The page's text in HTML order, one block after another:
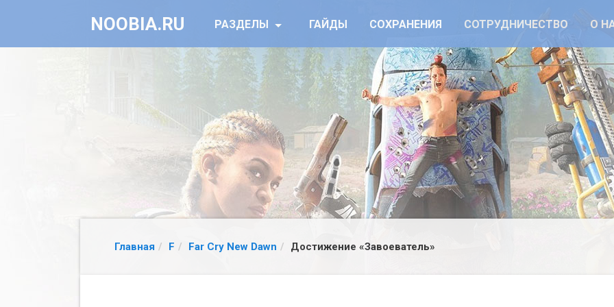
NOOBIA.RU РАЗДЕЛЫ ГАЙДЫ СОХРАНЕНИЯ СОТРУДНИЧЕСТВО О
Главная F Far Cry New Dawn Достижение «Завоеватель»